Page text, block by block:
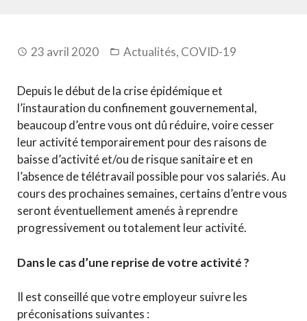
23 avril 2020 Actualités, COVID-19
Depuis le début de la crise épidémique et
l’instauration du confinement gouvernemental,
beaucoup d’entre vous ont dû réduire, voire cesser
leur activité temporairement pour des raisons de
baisse d’activité et/ou de risque sanitaire et en
l’absence de télétravail possible pour vos salariés. Au
cours des prochaines semaines, certains d’entre vous
seront éventuellement amenés à reprendre
progressivement ou totalement leur activité.
Dans le cas d’une reprise de votre activité ?
Il est conseillé que votre employeur suivre les
préconisations suivantes :